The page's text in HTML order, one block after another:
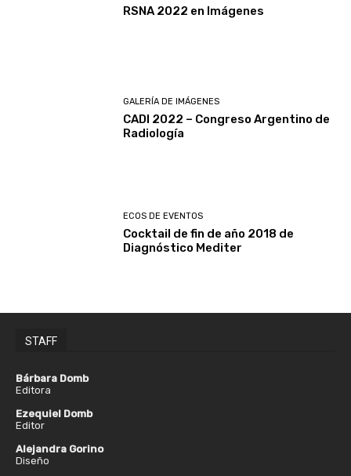
RSNA 2022 en Imágenes
GALERÍA DE IMÁGENES
CADI 2022 – Congreso Argentino de
Radiología
ECOS DE EVENTOS
Cocktail de fin de año 2018 de
Diagnóstico Mediter
STAFF
Bárbara Domb
Editora
Ezequiel Domb
Editor
Alejandra Gorino
Diseño